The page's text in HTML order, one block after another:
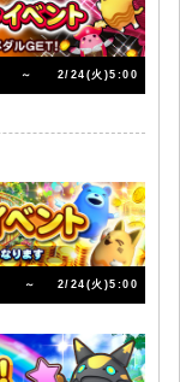
～ 2/24(火)5:00
～ 2/24(火)5:00